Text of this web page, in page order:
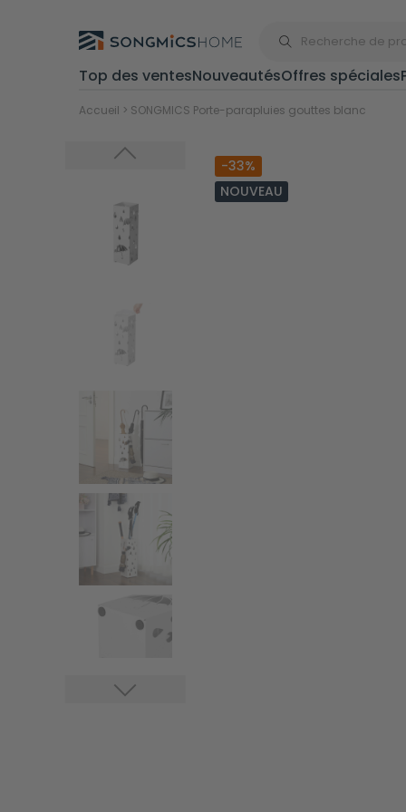
Top des ventesNouveautésOffres spéciales
Rangement
Accueil > SONGMICS Porte-parapluies gouttes blanc
-33%
NOUVEAU